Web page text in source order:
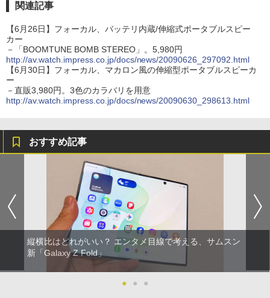
関連記事
【6月26日】フォーカル、バッテリ内蔵/伸縮式ポータブルスピー
カー
－「BOOMTUNE BOMB STEREO」。5,980円
http://av.watch.impress.co.jp/docs/news/20090626_297092.html
【6月30日】フォーカル、マカロン風の伸縮型ポータブルスピーカ
ー
－直販3,980円。3色のカラバリを用意
http://av.watch.impress.co.jp/docs/news/20090630_298613.html
おすすめ記事
縦横比はどれがいい？ エンタメ目線で考える、サムスン
新「Galaxy Z Fold」
● ● ●